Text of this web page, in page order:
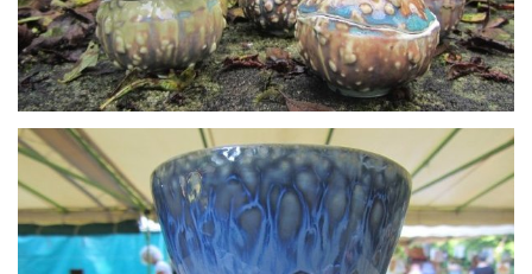
Boite coloquinte florale porcelaine